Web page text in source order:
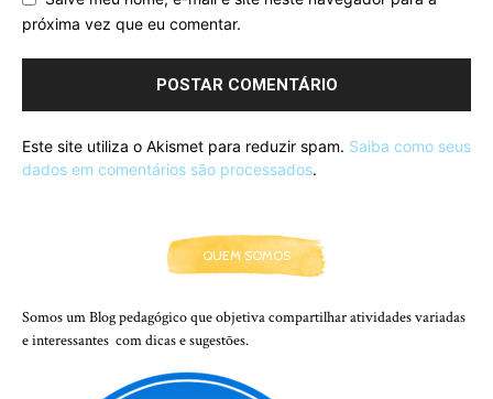
próxima vez que eu comentar.
Este site utiliza o Akismet para reduzir spam. Saiba como seus
dados em comentários são processados.
QUEM SOMOS
Somos um Blog pedagógico que objetiva compartilhar atividades variadas
e interessantes com dicas e sugestões.